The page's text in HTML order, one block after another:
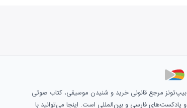
بیپ‌تونز مرجع قانونی خرید و شنیدن موسیقی، کتاب صوتی
و پادکست‌های فارسی و بین‌المللی است. اینجا می‌توانید با